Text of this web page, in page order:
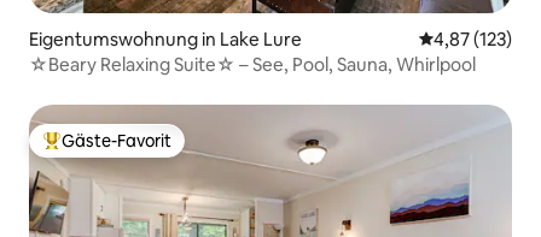
Eigentumswohnung in Lake Lure
4,87 (123)
☆Beary Relaxing Suite☆ – See, Pool, Sauna, Whirlpool
Beliebter Gäste-Favorit.
Gäste-Favorit